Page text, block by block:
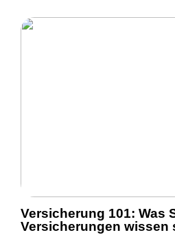
Versicherung 101: Was
Versicherungen wissen